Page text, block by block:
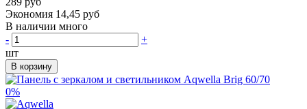
Экономия 14,45 руб
В наличии много
-
+
шт
В корзину
0%